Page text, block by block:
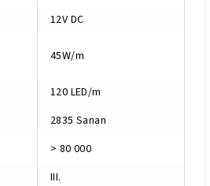
12V DC
45W/m
120 LED/m
2835 Sanan
> 80 000
III.